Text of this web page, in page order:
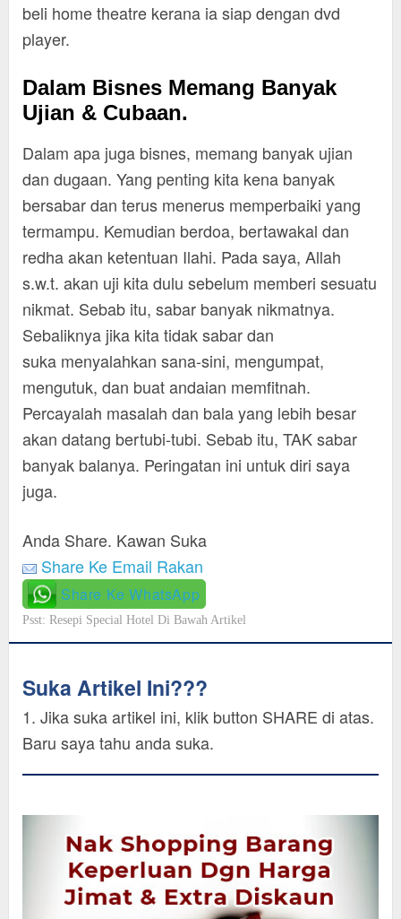
beli home theatre kerana ia siap dengan dvd
player.
Dalam Bisnes Memang Banyak
Ujian & Cubaan.
Dalam apa juga bisnes, memang banyak ujian
dan dugaan. Yang penting kita kena banyak
bersabar dan terus menerus memperbaiki yang
termampu. Kemudian berdoa, bertawakal dan
redha akan ketentuan Ilahi. Pada saya, Allah
s.w.t. akan uji kita dulu sebelum memberi sesuatu
nikmat. Sebab itu, sabar banyak nikmatnya.
Sebaliknya jika kita tidak sabar dan
suka menyalahkan sana-sini, mengumpat,
mengutuk, dan buat andaian memfitnah.
Percayalah masalah dan bala yang lebih besar
akan datang bertubi-tubi. Sebab itu, TAK sabar
banyak balanya. Peringatan ini untuk diri saya
juga.
Anda Share. Kawan Suka
Share Ke Email Rakan
Share Ke WhatsApp
Psst: Resepi Special Hotel Di Bawah Artikel
Suka Artikel Ini???
1. Jika suka artikel ini, klik button SHARE di atas.
Baru saya tahu anda suka.